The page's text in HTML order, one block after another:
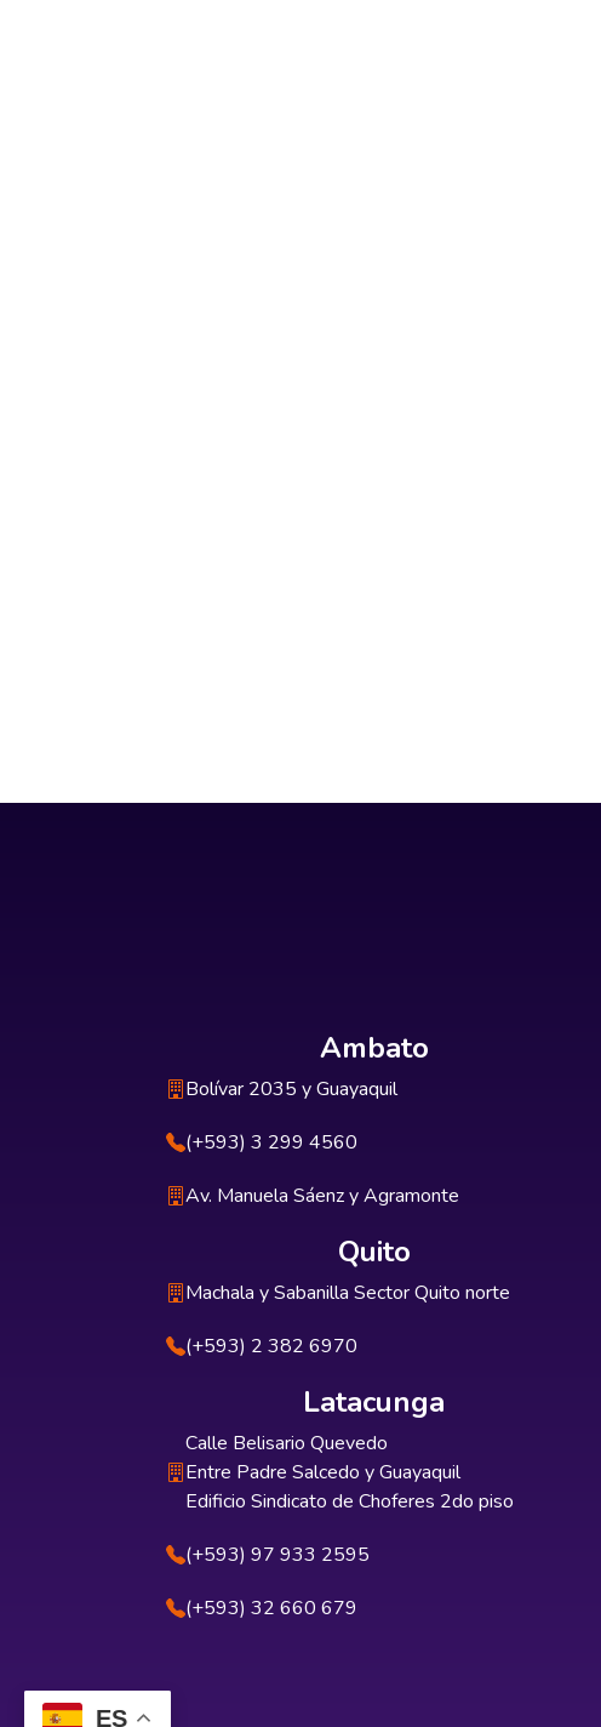
ES
Ambato
Bolívar 2035 y Guayaquil
(+593) 3 299 4560
Av. Manuela Sáenz y Agramonte
Quito
Machala y Sabanilla Sector Quito norte
(+593) 2 382 6970
Latacunga
Calle Belisario Quevedo
Entre Padre Salcedo y Guayaquil
Edificio Sindicato de Choferes 2do piso
(+593) 97 933 2595
(+593) 32 660 679